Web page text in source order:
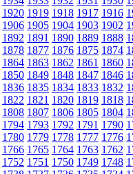
1920 1919 1918 1917 1916
1906 1905 1904 1903 1902
1892 1891 1890 1889 1888
1878 1877 1876 1875 1874
1864 1863 1862 1861 1860
1850 1849 1848 1847 1846
1836 1835 1834 1833 1832
1822 1821 1820 1819 1818
1808 1807 1806 1805 1804
1794 1793 1792 1791 1790
1780 1779 1778 1777 1776
1766 1765 1764 1763 1762
1752 1751 1750 1749 1748